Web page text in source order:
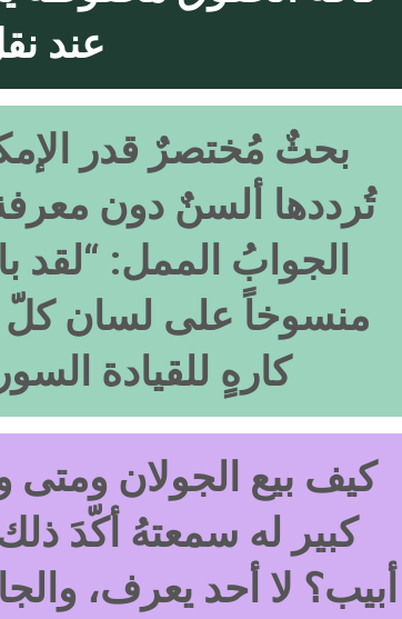
عند
بحثٌ مُختصرٌ قدر
تُرددها ألسنٌ دون
الجوابُ الممل: “لقد
منسوخاً على لسان
كارهٍ للقيادة
كيف بيع الجولان
كبير له سمعتهُ أكّدَ
أبيب؟ لا أحد يعرف،